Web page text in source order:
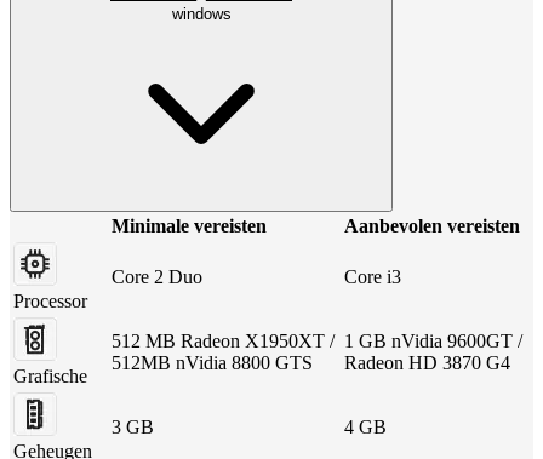
windows
Minimale vereisten Aanbevolen vereisten
Processor
Core 2 Duo Core i3
Grafische
512 MB Radeon X1950XT /
512MB nVidia 8800 GTS
1 GB nVidia 9600GT /
Radeon HD 3870 G4
Geheugen
3 GB 4 GB